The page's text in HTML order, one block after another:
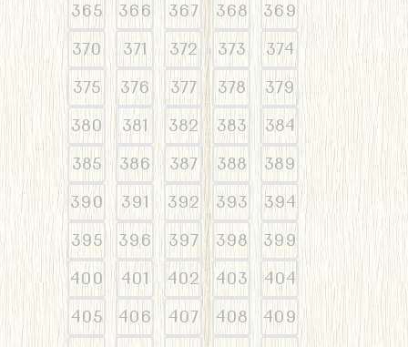
365
366 367 368
369
370
371 372 373
374
375
376 377 378
379
380
381 382 383
384
385
386 387 388
389
390
391 392 393
394
395
396 397 398
399
400
401 402 403
404
405
406 407 408
409